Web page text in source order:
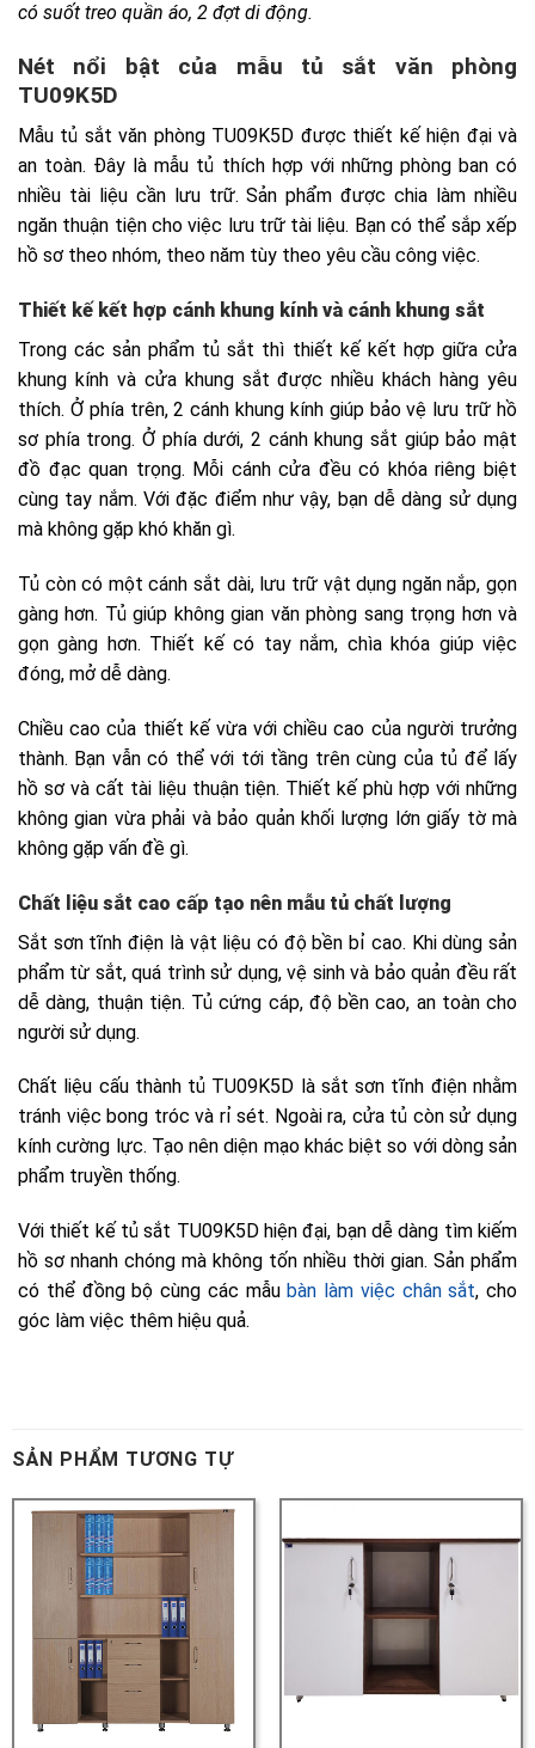
SẢN PHẨM TƯƠNG TỰ